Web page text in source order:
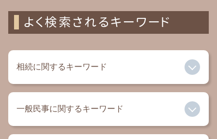
よく検索されるキーワード
相続に関するキーワード
相続放棄 必要 書類
相続財産管理人 権限
一般民事に関するキーワード